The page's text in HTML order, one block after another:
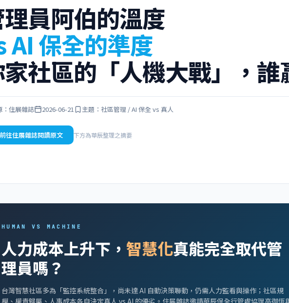
員阿伯的溫度
AI 保全的準度
社區的「人機大戰」，誰
：住展雜誌 2026-06-21 主題：社區管理 / AI 保全 vs 真人
前往住展雜誌閱讀原文 下方為華辰整理之摘要
HUMAN VS MACHINE
人力成本上升下， 智慧化真能完全取代管
理員嗎？
台灣智慧社區多為「監控系統整合」，尚未達 AI 自動決策聯動，仍需人力監看與操作；社區規
模、權責歸屬、人事成本各自決定真人 vs AI 的優劣。住展雜誌邀請華辰保全行管處協理高御恆